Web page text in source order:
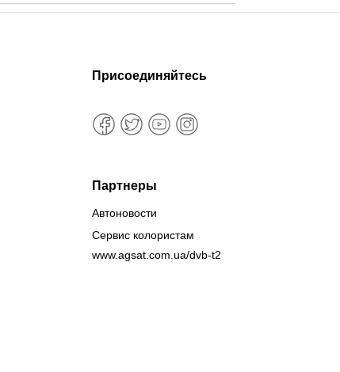
Присоединяйтесь
Партнеры
Автоновости
Сервис колористам
www.agsat.com.ua/dvb-t2